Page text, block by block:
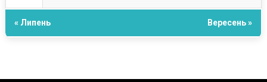
« Липень Вересень »